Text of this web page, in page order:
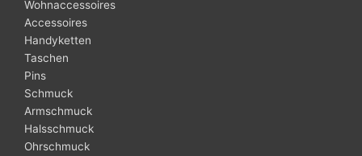
Wohnaccessoires
Accessoires
Handyketten
Taschen
Pins
Schmuck
Armschmuck
Halsschmuck
Ohrschmuck